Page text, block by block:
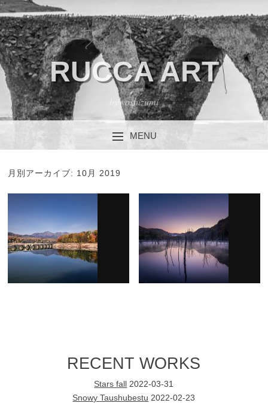
RUCCA ART
by yoshizumi
MENU
月別アーカイブ: 10月 2019
RECENT WORKS
Stars fall
2022-03-31
Snowy Taushubestu 2022-02-23